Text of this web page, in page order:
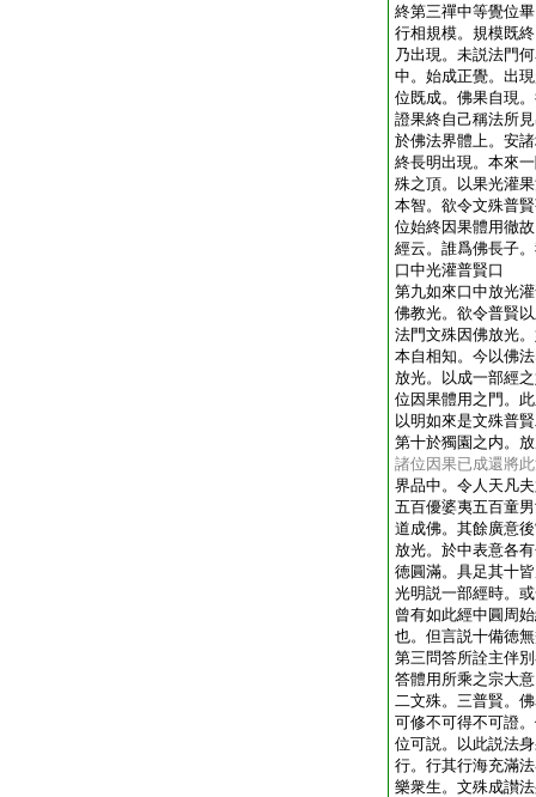
終第三禪中等覺位
行相規模。規模既
乃出現。未説法門
中。始成正覺。出
位既成。佛果自現
證果終自己稱法所
於佛法界體上。安
終長明出現。本來
殊之頂。以果光灌
本智。欲令文殊普
位始終因果體用徹
經云。誰爲佛長子
口中光灌普賢口
第九如來口中放光
佛教光。欲令普賢
法門文殊因佛放光
本自相知。今以佛
放光。以成一部經
位因果體用之門。
以明如來是文殊普
第十於獨園之内。
諸位因果已成還將
界品中。令人天凡
五百優婆夷五百童
道成佛。其餘廣意
放光。於中表意各
徳圓滿。具足其十
光明説一部經時。
曾有如此經中圓周
也。但言説十備徳
第三問答所詮主伴
答體用所乘之宗大
二文殊。三普賢。
可修不可得不可證
位可説。以此説法
行。行其行海充滿
樂衆生。文殊成讃